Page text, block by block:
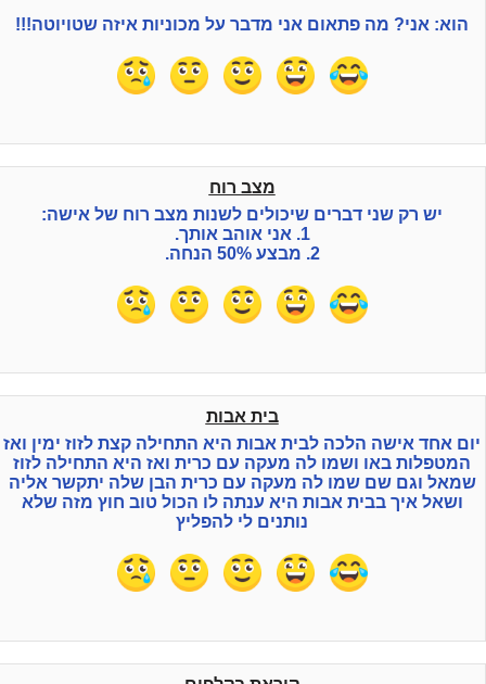
הוא: אני? מה פתאום אני מדבר על מכוניות איזה שטויוטה!!!
מצב רוח
יש רק שני דברים שיכולים לשנות מצב רוח של אישה:
1. אני אוהב אותך.
2. מבצע 50% הנחה.
בית אבות
יום אחד אישה הלכה לבית אבות היא התחילה קצת לזוז ימין ואז
המטפלות באו ושמו לה מעקה עם כרית ואז היא התחילה לזוז
שמאל וגם שם שמו לה מעקה עם כרית הבן שלה יתקשר אליה
ושאל איך בבית אבות היא ענתה לו הכול טוב חוץ מזה שלא
נותנים לי להפליץ